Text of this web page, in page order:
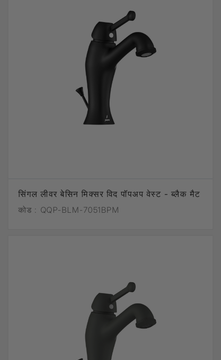
सिंगल लीवर बेसिन मिक्सर विद पॉपअप वेस्ट - ब्लैक मैट
कोड : QQP-BLM-7051BPM